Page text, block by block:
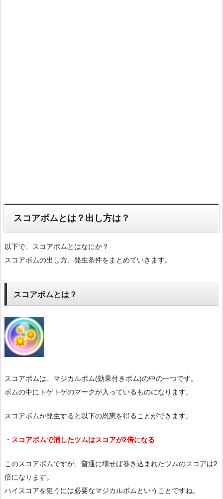
スコアボムとは？出し方は？
以下で、スコアボムとはなにか？
スコアボムの出し方、発生条件をまとめていきます。
スコアボムとは？
スコアボムは、マジカルボム(効果付きボム)の中の一つです。
ボムの中にトゲトゲのマークが入っているものになります。
スコアボムが発生すると以下の恩恵を得ることができます。
・スコアボムで消したツムはスコアが2倍になる
このスコアボムですが、普通に壊せば巻き込まれたツムのスコアは2
倍になります。
ハイスコアを狙うには必要なマジカルボムということですね。